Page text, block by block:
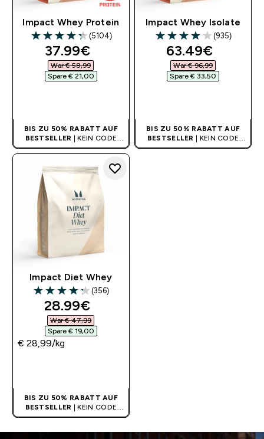
Impact Whey Protein
4.31 out of 5 stars
(5104)
discounted price
37.99€‎
War € 58,99‎
Spare € 21,00‎
BIS ZU 50% RABATT AUF
BESTSELLER
| KEIN CODE
BENÖTIGT
Impact Whey Isolate
4.07 out of 5 stars
(935)
discounted
63.49€‎
War € 96,99‎
Spare € 33,50‎
BIS ZU 50% RABATT AUF
BESTSELLER
| KEIN CODE
BENÖTIGT
Impact Diet Whey
4.26 out of 5 stars
(356)
discounted price
28.99€‎
War € 47,99‎
Spare € 19,00‎
€ 28,99‎/kg
BIS ZU 50% RABATT AUF
BESTSELLER
| KEIN CODE
BENÖTIGT